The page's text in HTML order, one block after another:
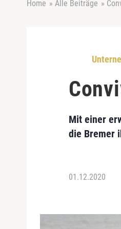
Home » Alle Beiträge »
Mit einer
die Bremer
01.12.2020